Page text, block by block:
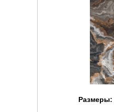
Размеры: